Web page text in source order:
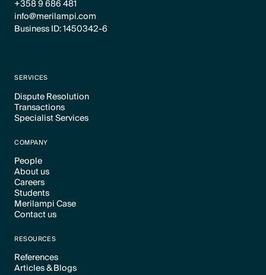
+358 9 686 481
info@merilampi.com
Business ID: 1450342-6
SERVICES
Dispute Resolution
Text Link
Transactions
Text Link
Specialist Services
COMPANY
People
Text Link
About us
Text Link
Careers
Text Link
Students
Text Link
Merilampi Case
Text Link
Contact us
RESOURCES
References
Text Link
Articles & Blogs